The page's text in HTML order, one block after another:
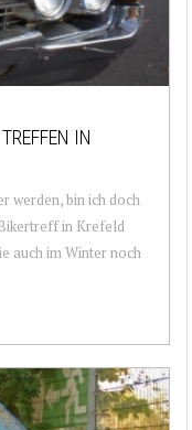
IN
werden, bin ich doch
in Krefeld
auch im Winter noch